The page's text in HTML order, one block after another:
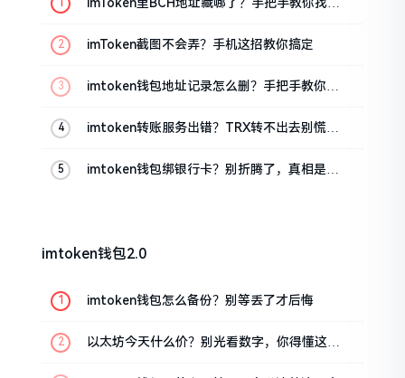
imToken里BCH地址藏哪了？手把手教你找对
imToken截图不会弄？手机这招教你搞定
imtoken钱包地址记录怎么删？手把手教你清
imtoken转账服务出错？TRX转不出去别慌，
imtoken钱包绑银行卡？别折腾了，真相是这
imtoken钱包2.0
imtoken钱包怎么备份？别等丢了才后悔
以太坊今天什么价？别光看数字，你得懂这几